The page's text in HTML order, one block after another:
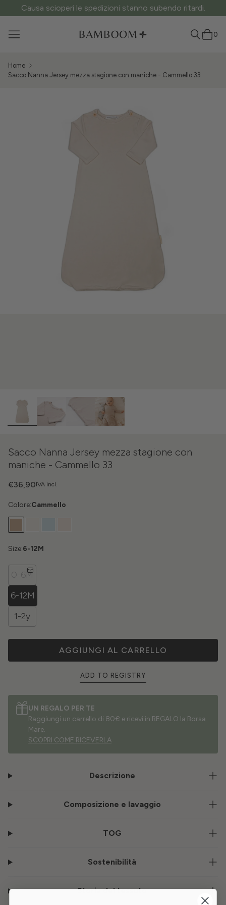
Causa scioperi le spedizioni stanno subendo ritardi.
0
Home
Sacco Nanna Jersey mezza stagione con maniche - Cammello 33
Sacco Nanna Jersey mezza stagione con
maniche - Cammello 33
IVA incl.
€36,90
Colore:Cammello
Size:6-12M
0-6M
6-12M
1-2y
AGGIUNGI AL CARRELLO
ADD TO REGISTRY
UN REGALO PER TE
Raggiungi un carrello di 80€ e ricevi in REGALO la Borsa
Mare.
SCOPRI COME RICEVERLA
Descrizione
Composizione e lavaggio
TOG
Sostenibilità
Storia del tessuto